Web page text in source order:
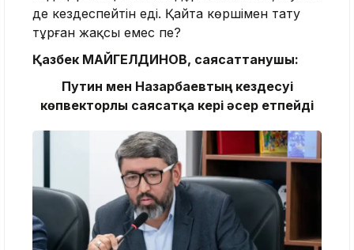
де кездеспейтін еді. Қайта көршімен тату
тұрған жақсы емес пе?
Қазбек МАЙГЕЛДИНОВ, саясаттанушы:
Путин мен Назарбаевтың кездесуі
көпвекторлы саясатқа кері әсер етпейді